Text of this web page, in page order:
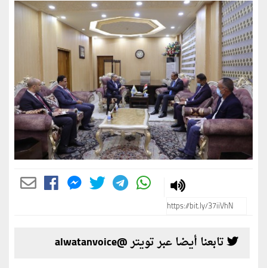
تابعنا أيضا عبر تويتر @alwatanvoice